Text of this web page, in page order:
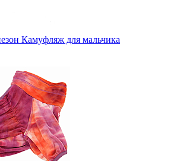
Камуфляж для мальчика